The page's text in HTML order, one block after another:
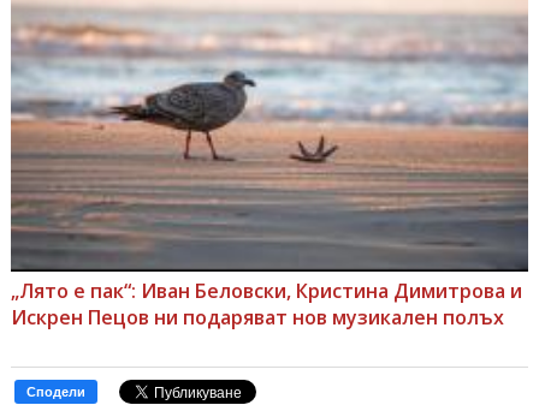
„Лято е пак“: Иван Беловски, Кристина Димитрова и
Искрен Пецов ни подаряват нов музикален полъх
Сподели